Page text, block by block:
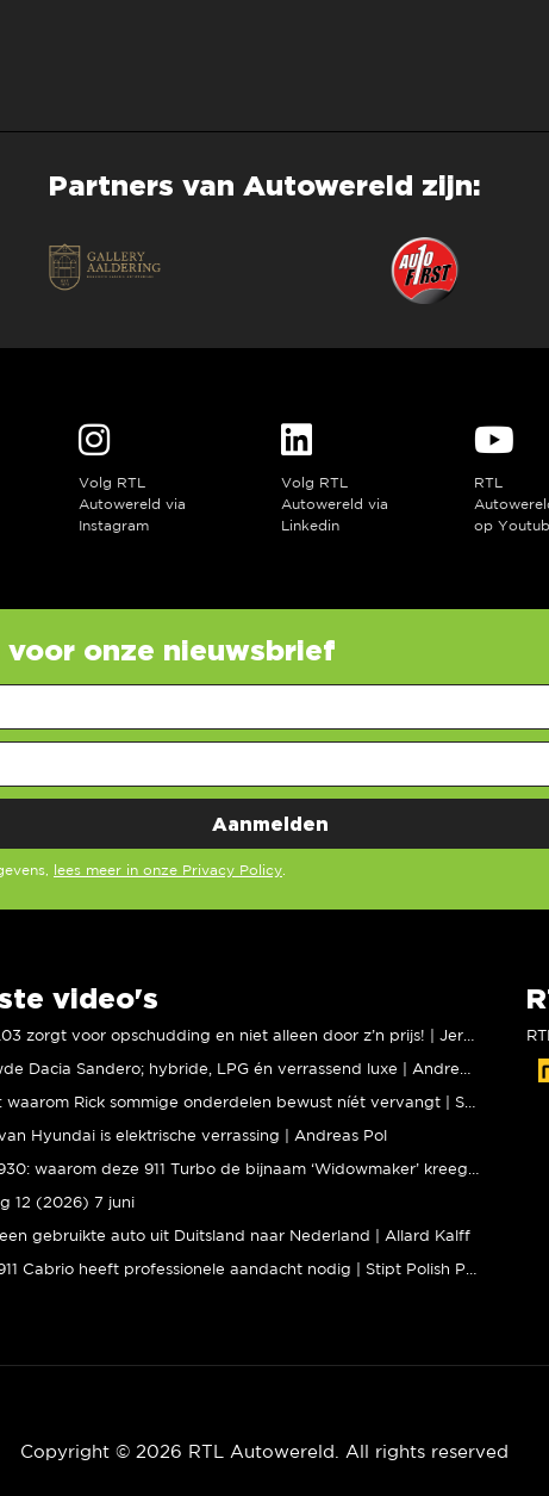
Partners van Autowereld zijn:
Volg RTL
Autowereld via
Instagram
Volg RTL
Autowereld via
Linkedin
RTL
op
onze nieuwsbrief
lees meer in onze Privacy Policy
video's
Hyundai is elektrische verrassing | Andreas Pol
12 (2026) 7 juni
gebruikte auto uit Duitsland naar Nederland | Allard Kalff
Copyright © 2026 RTL Autowereld. All rights reserved